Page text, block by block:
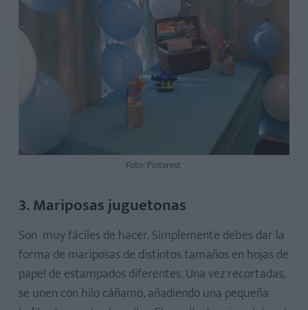
Foto: Pinterest
3. Mariposas juguetonas
Son muy fáciles de hacer. Simplemente debes dar la
forma de mariposas de distintos tamaños en hojas de
papel de estampados diferentes. Una vez recortadas,
se unen con hilo cáñamo, añadiendo una pequeña